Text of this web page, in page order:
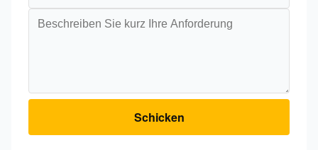
Schicken